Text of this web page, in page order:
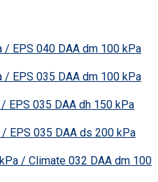
/ EPS 040 DAA dm 100 kPa
/ EPS 035 DAA dm 100 kPa
EPS 035 DAA dh 150 kPa
EPS 035 DAA ds 200 kPa
/ Climate 032 DAA dm 100